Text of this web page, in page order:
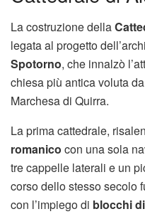
La costruzione della
legata al progetto
Spotorno, che innalzò
chiesa più antica voluta da
Marchesa di Quirra.
La prima cattedrale,
romanico con una sola
tre cappelle laterali e un
corso dello stesso secolo
con l’impiego di blocchi